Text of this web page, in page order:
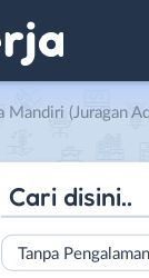
Mandiri (Juragan
Tanpa Pengalaman